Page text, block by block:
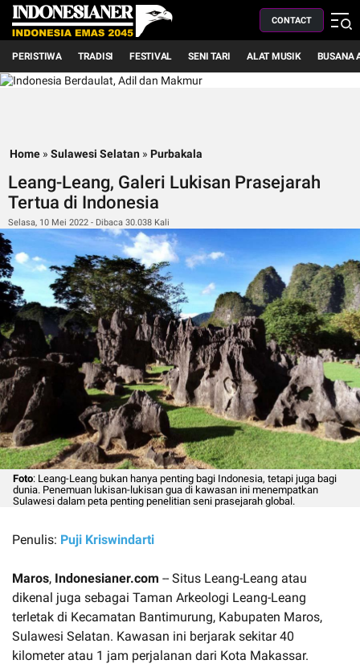
CONTACT
PERISTIWA TRADISI FESTIVAL SENI TARI ALAT MUSIK BUSANA
Home » Sulawesi Selatan » Purbakala
Leang-Leang, Galeri Lukisan Prasejarah
Tertua di Indonesia
Selasa, 10 Mei 2022 - Dibaca 30.038 Kali
Foto: Leang-Leang bukan hanya penting bagi Indonesia, tetapi juga bagi
dunia. Penemuan lukisan-lukisan gua di kawasan ini menempatkan
Sulawesi dalam peta penting penelitian seni prasejarah global.
Penulis: Puji Kriswindarti
Maros, Indonesianer.com -- Situs Leang-Leang atau
dikenal juga sebagai Taman Arkeologi Leang-Leang
terletak di Kecamatan Bantimurung, Kabupaten Maros,
Sulawesi Selatan. Kawasan ini berjarak sekitar 40
kilometer atau 1 jam perjalanan dari Kota Makassar.